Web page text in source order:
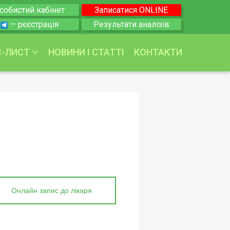
кабінет
– рєєстрація
Записатися ONLINE
Результати аналізів
ЛИСТ НОВИНИ І СТАТТІ КОНТАКТИ
Онлайн запис до лікаря